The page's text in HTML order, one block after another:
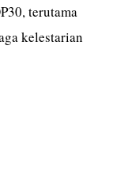
terutama
kelestarian